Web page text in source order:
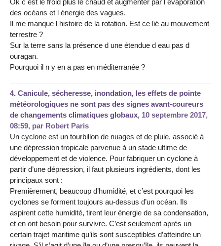
des océans et l énergie des vagues.
Il me manque l histoire de la rotation. Est ce lié au mouvement
terrestre ?
Sur la terre sans la présence d une étendue d eau pas d
ouragan.
Pourquoi il n y en a pas en méditerranée ?
4. Canicule, sécheresse, inondation, les effets de pointe
météorologiques ne sont pas des signes avant-coureurs
de changements climatiques globaux, 10 septembre 2017,
08:59, par Robert Paris
Un cyclone est un tourbillon de nuages et de pluie, associé à
une dépression tropicale parvenue à un stade ultime de
développement et de violence. Pour fabriquer un cyclone à
partir d’une dépression, il faut plusieurs ingrédients, dont les
principaux sont :
Premièrement, beaucoup d’humidité, et c’est pourquoi les
cyclones se forment toujours au-dessus d’un océan. Ils
aspirent cette humidité, tirent leur énergie de sa condensation,
et en ont besoin pour survivre. C’est seulement après un
certain trajet maritime qu’ils sont susceptibles d’atteindre un